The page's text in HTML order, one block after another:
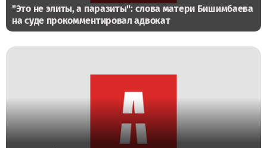
"Это не элиты, а паразиты": слова матери Бишимбаева
на суде прокомментировал адвокат